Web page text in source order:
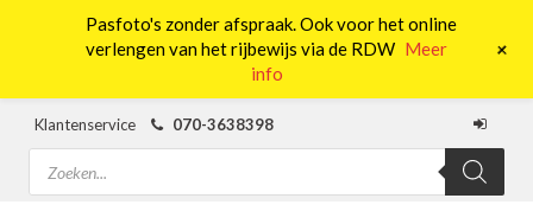
Klantenservice
070-3638398
Producten
zoeken
Pasfoto's zonder afspraak. Ook voor het online
verlengen van het rijbewijs via de RDW Meer
info
+